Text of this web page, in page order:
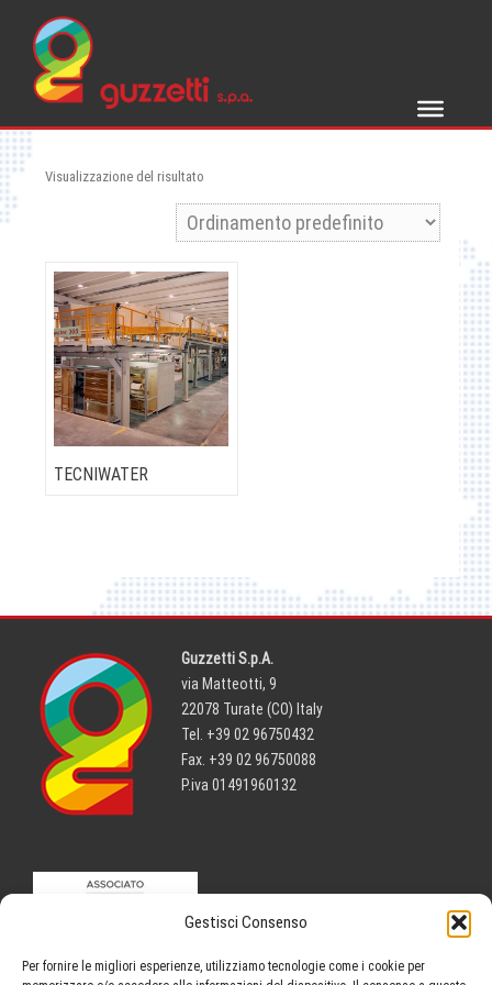
Gestisci Consenso
Per fornire le migliori esperienze, utilizziamo tecnologie come i cookie per
content
Visualizzazione del risultato
TECNIWATER
Guzzetti S.p.A.
via Matteotti, 9
22078 Turate (CO) Italy
Tel. +39 02 96750432
Fax. +39 02 96750088
P.iva 01491960132